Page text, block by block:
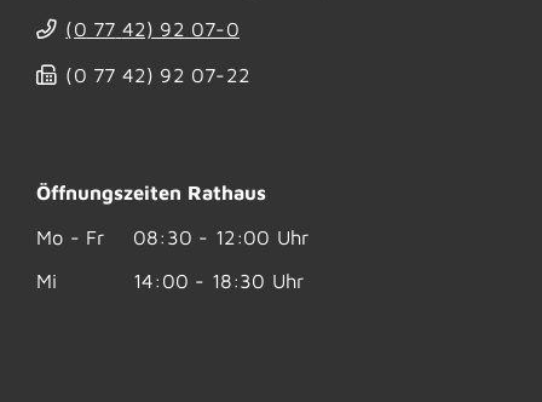
(0 77 42) 92 07-0
(0 77 42) 92 07-22
Öffnungszeiten Rathaus
Mo - Fr
08:30 - 12:00 Uhr
Mi
14:00 - 18:30 Uhr